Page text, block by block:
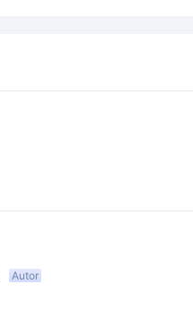
Autor